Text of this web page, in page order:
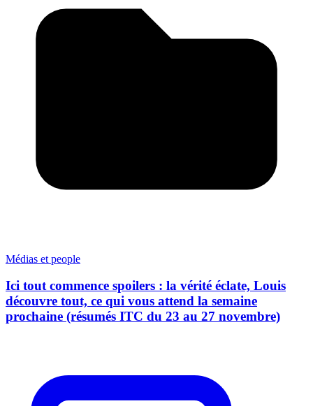
Médias et people
Ici tout commence spoilers : la vérité éclate, Louis
découvre tout, ce qui vous attend la semaine
prochaine (résumés ITC du 23 au 27 novembre)